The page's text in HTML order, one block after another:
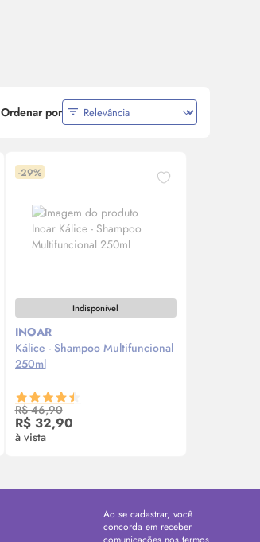
Ordenar por
-29%
Indisponível
INOAR
Kálice - Shampoo Multifuncional
250ml
R$ 46,90
R$ 32,90
à vista
Ao se cadastrar, você
concorda em receber